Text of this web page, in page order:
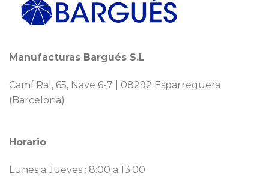
Manufacturas Bargués S.L
Camí Ral, 65, Nave 6-7 | 08292 Esparreguera
(Barcelona)
Horario
Lunes a Jueves : 8:00 a 13:00